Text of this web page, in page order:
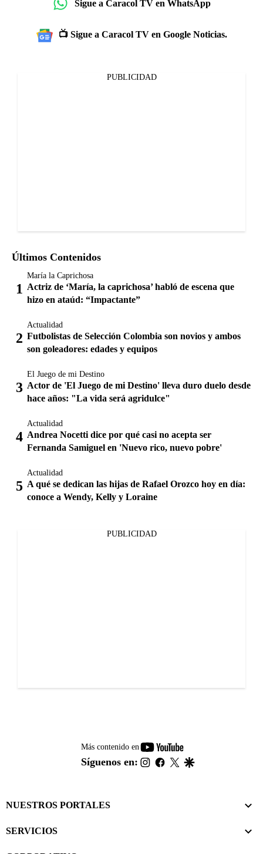
Sigue a Caracol TV en WhatsApp
📺 Sigue a Caracol TV en Google Noticias.
PUBLICIDAD
Últimos Contenidos
María la Caprichosa
Actriz de ‘María, la caprichosa’ habló de escena que
hizo en ataúd: “Impactante”
Actualidad
Futbolistas de Selección Colombia son novios y ambos
son goleadores: edades y equipos
El Juego de mi Destino
Actor de 'El Juego de mi Destino' lleva duro duelo desde
hace años: "La vida será agridulce"
Actualidad
Andrea Nocetti dice por qué casi no acepta ser
Fernanda Samiguel en 'Nuevo rico, nuevo pobre'
Actualidad
A qué se dedican las hijas de Rafael Orozco hoy en día:
conoce a Wendy, Kelly y Loraine
PUBLICIDAD
Más contenido en
youtube-
footer
Síguenos en: instagram
facebook
twitter
NUESTROS PORTALES
SERVICIOS